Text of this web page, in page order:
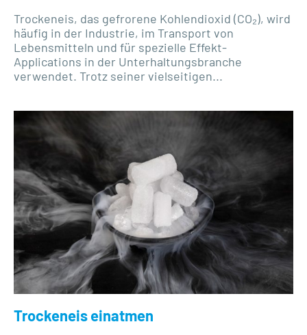
Trockeneis, das gefrorene Kohlendioxid (CO₂), wird
häufig in der Industrie, im Transport von
Lebensmitteln und für spezielle Effekt-
Applications in der Unterhaltungsbranche
verwendet. Trotz seiner vielseitigen...
Trockeneis einatmen